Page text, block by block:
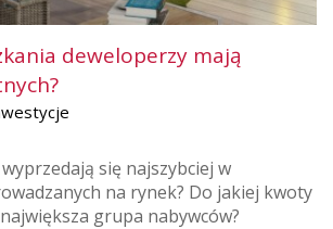
deweloperzy mają
się najszybciej w
na rynek? Do jakiej kwoty
grupa nabywców?